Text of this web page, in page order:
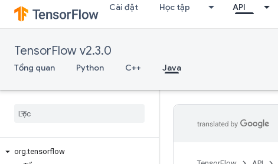
Cài đặt Học tập API
TensorFlow v2.3.0
Tổng quan Python C++ Java
org.tensorflow